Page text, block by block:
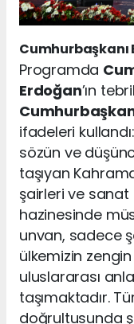
Cumhurbaşkanı
Programda
Erdoğan’ın
ifadeleri
sözün ve
taşıyan
şairleri ve sanat
hazinesinde
unvan, sadece
ülkemizin
uluslararası
taşımaktadır.
doğrultusunda